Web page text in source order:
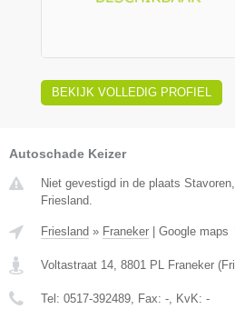
BEKIJK VOLLEDIG PROFIEL
Autoschade Keizer
Niet gevestigd in de plaats
Friesland.
Friesland » Franeker | Google maps
Voltastraat 14 8801 PL Franeker (
Tel: 0517-392489 , Fax: - , KvK: -